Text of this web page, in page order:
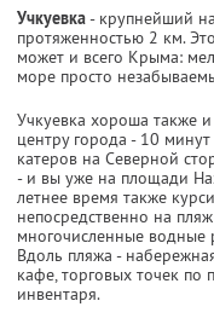
Учкуевка- крупнейший
протяженностью 2 км.
может и всего Крыма:
море просто
Учкуевка хороша также
центру города - 10
катеров на Северной
- и вы уже на площади
летнее время также
непосредственно на
многочисленные водные
Вдоль пляжа -
кафе, торговых точек по
инвентаря.